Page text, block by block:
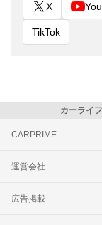
X
TikTok
カーライ
CARPRIME
運営会社
広告掲載